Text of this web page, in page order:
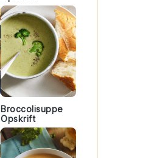
Broccolisuppe
Opskrift